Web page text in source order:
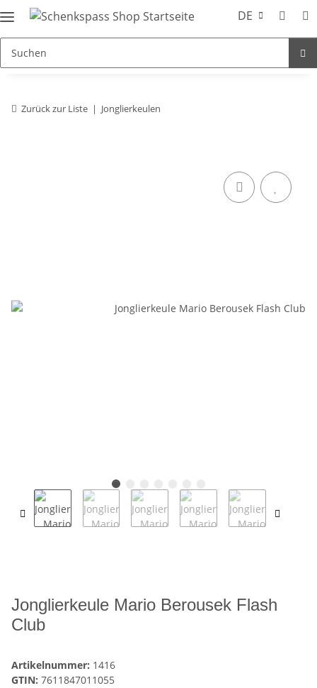
DE
Zurück zur Liste Jonglierkeulen
Jonglierkeule Mario Berousek Flash
Club
Artikelnummer: 1416
GTIN: 7611847011055